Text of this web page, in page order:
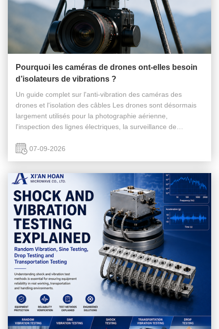
Pourquoi les caméras de drones ont-elles besoin
d’isolateurs de vibrations ?
Un guide complet sur l'anti-vibration des caméras des
drones et l'isolation des câbles Les drones sont désormais
largement utilisés pour la photographie aérienne,
l'inspection des lignes électriques, la surveillance de
l'intervention d'urgence ...
07-09-2026